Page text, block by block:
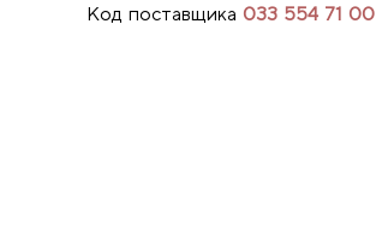
Код поставщика 033 554 71 00